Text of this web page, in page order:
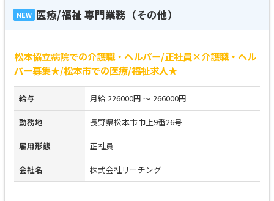
NEW 医療/福祉 専門業務（その他）
松本協立病院での介護職・ヘルパー/正社員×介護職・ヘル
パー募集★/松本市での医療/福祉求人★
給与 月給 226000円 ～ 266000円
勤務地 長野県松本市巾上9番26号
雇用形態 正社員
会社名 株式会社リーチング